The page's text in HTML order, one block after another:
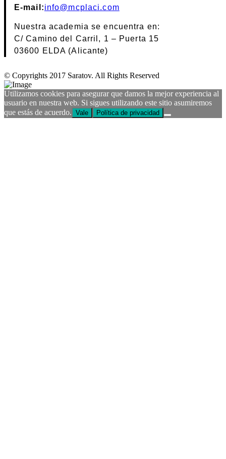
E-mail:info@mcplaci.com
Nuestra academia se encuentra en:
C/ Camino del Carril, 1 – Puerta 15
03600 ELDA (Alicante)
© Copyrights 2017 Saratov. All Rights Reserved
Utilizamos cookies para asegurar que damos la mejor experiencia al
usuario en nuestra web. Si sigues utilizando este sitio asumiremos
que estás de acuerdo. Vale Política de privacidad